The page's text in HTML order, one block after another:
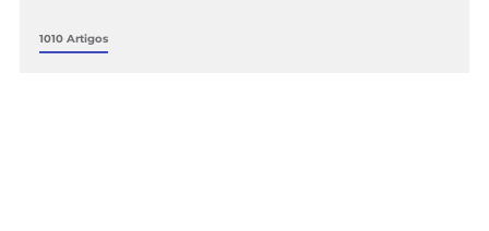
1010 Artigos